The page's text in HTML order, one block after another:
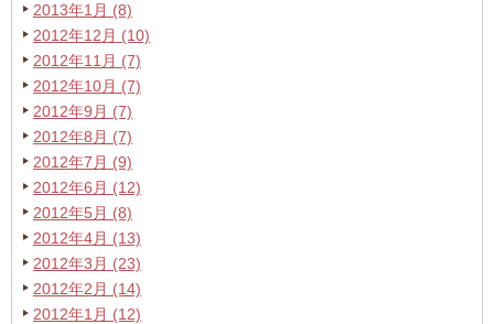
2013年1月 (8)
2012年12月 (10)
2012年11月 (7)
2012年10月 (7)
2012年9月 (7)
2012年8月 (7)
2012年7月 (9)
2012年6月 (12)
2012年5月 (8)
2012年4月 (13)
2012年3月 (23)
2012年2月 (14)
2012年1月 (12)